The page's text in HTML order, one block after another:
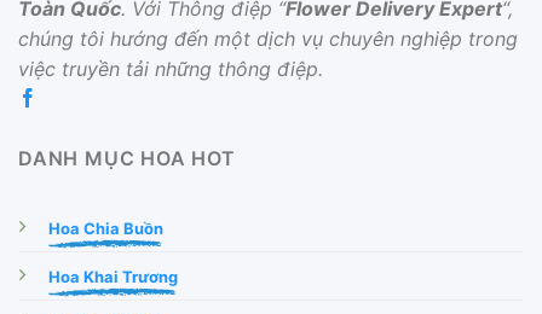
Toàn Quốc. Với Thông điệp “Flower Delivery Expert“,
chúng tôi hướng đến một dịch vụ chuyên nghiệp trong
việc truyền tải những thông điệp.
DANH MỤC HOA HOT
Hoa Chia Buồn
Hoa Khai Trương